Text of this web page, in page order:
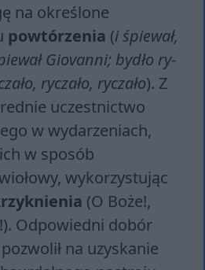
na określone
powtórzenia (i śpie­wał,
Gio­van­ni; by­dło ry­
ry­cza­ło, ry­cza­ło). Z
uczestnictwo
w wydarzeniach,
w sposób
wykorzystując
(O Boże!,
Odpowiedni dobór
na uzyskanie